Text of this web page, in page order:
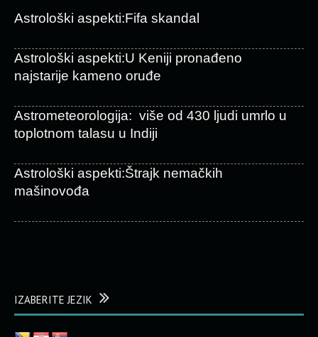
Astrološki aspekti:Fifa skandal
Astrološki aspekti:U Keniji pronađeno
najstarije kameno oruđe
Astrometeorologija: više od 430 ljudi umrlo u
toplotnom talasu u Indiji
Astrološki aspekti:Štrajk nemačkih
mašinovođa
IZABERITE JEZIK